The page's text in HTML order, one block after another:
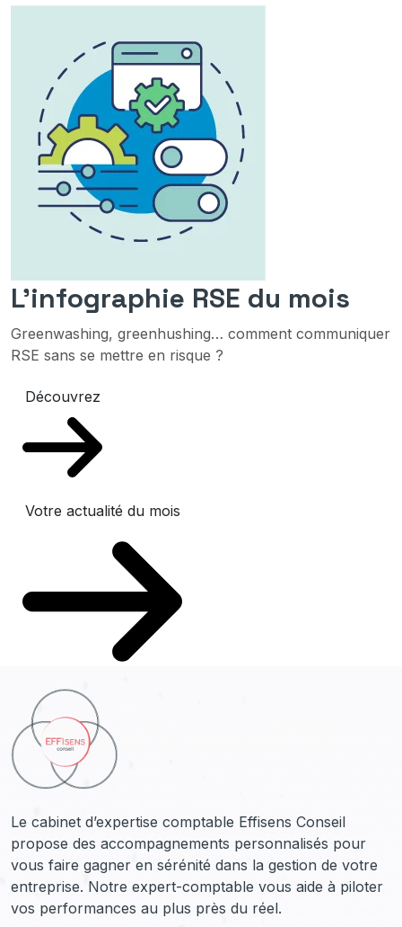
L'infographie RSE du mois
Greenwashing, greenhushing… comment communiquer
RSE sans se mettre en risque ?
Découvrez
Votre actualité du mois
Le cabinet d’expertise comptable Effisens Conseil
propose des accompagnements personnalisés pour
vous faire gagner en sérénité dans la gestion de votre
entreprise. Notre expert-comptable vous aide à piloter
vos performances au plus près du réel.